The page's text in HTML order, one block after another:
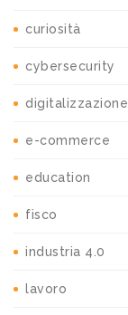
curiosità
cybersecurity
digitalizzazione
e-commerce
education
fisco
industria 4.0
lavoro